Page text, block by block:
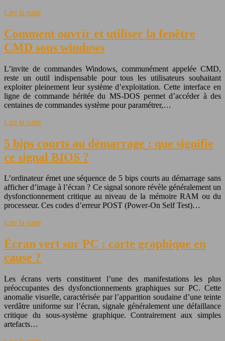
Lire la suite
Comment ouvrir et utiliser la fenêtre
CMD sous windows
L’invite de commandes Windows, communément appelée CMD,
reste un outil indispensable pour tous les utilisateurs souhaitant
exploiter pleinement leur système d’exploitation. Cette interface en
ligne de commande héritée du MS-DOS permet d’accéder à des
centaines de commandes système pour paramétrer,…
Lire la suite
5 bips courts au démarrage : que signifie
ce signal BIOS ?
L’ordinateur émet une séquence de 5 bips courts au démarrage sans
afficher d’image à l’écran ? Ce signal sonore révèle généralement un
dysfonctionnement critique au niveau de la mémoire RAM ou du
processeur. Ces codes d’erreur POST (Power-On Self Test)…
Lire la suite
Écran vert sur PC : carte graphique en
cause ?
Les écrans verts constituent l’une des manifestations les plus
préoccupantes des dysfonctionnements graphiques sur PC. Cette
anomalie visuelle, caractérisée par l’apparition soudaine d’une teinte
verdâtre uniforme sur l’écran, signale généralement une défaillance
critique du sous-système graphique. Contrairement aux simples
artefacts…